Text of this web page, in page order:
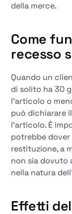
della merce.
Come
recesso
Quando un
di solito ha 30
l'articolo o
può dichiarare
l'articolo. È
potrebbe
restituzione, a
non sia dovuto
nella natura
Effetti